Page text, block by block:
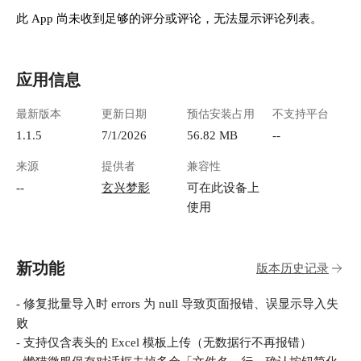
此 App 尚未收到足够的评分或评论，无法显示评论列表。
应用信息
最新版本
1.1.5
更新日期
7/1/2026
预估安装占用
56.82 MB
不支持平台
--
来源
--
提供者
玄兴梦影
兼容性
可在此设备上
使用
新功能 版本历史记录
- 修复批量导入时 errors 为 null 导致页面报错、误显示导入失
败
- 支持仅含表头的 Excel 模板上传（无数据行不再报错）